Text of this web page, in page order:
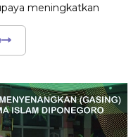
meningkatkan